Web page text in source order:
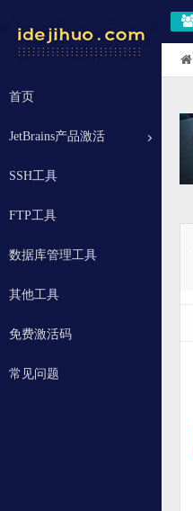
首页
JetBrains产品激活
SSH工具
FTP工具
数据库管理工具
其他工具
免费激活码
常见问题